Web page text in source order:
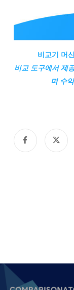
비교기 머
비교도구에서 제
며 수